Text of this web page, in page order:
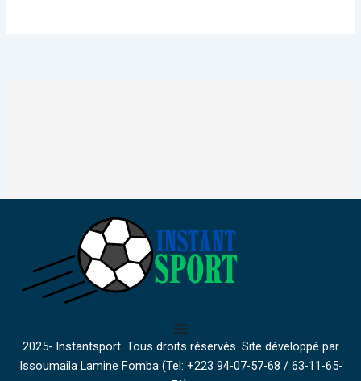
2025- Instantsport. Tous droits réservés. Site développé par
Issoumaila Lamine Fomba (Tel: +223 94-07-57-68 / 63-11-65-